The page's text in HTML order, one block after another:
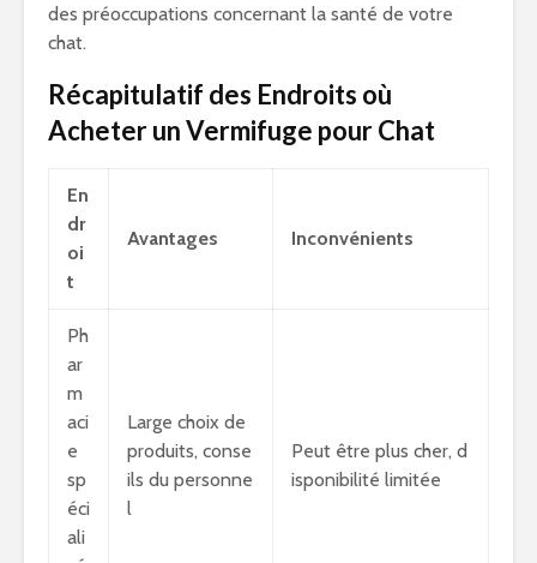
des préoccupations concernant la santé de votre
chat.
Récapitulatif des Endroits où
Acheter un Vermifuge pour Chat
En
dr
oi
t
Avantages Inconvénients
Ph
ar
m
aci
e
sp
éci
ali
Large choix de
produits, conse
ils du personne
l
Peut être plus cher, d
isponibilité limitée